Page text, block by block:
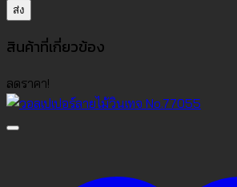
สินค้าที่เกี่ยวข้อง
ลดราคา!